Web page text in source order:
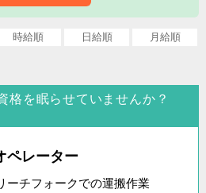
時給順 日給順 月給順
格を眠らせていませんか？
ペレーター
ーチフォークでの運搬作業